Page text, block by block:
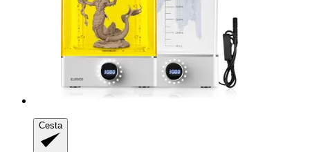
Cesta